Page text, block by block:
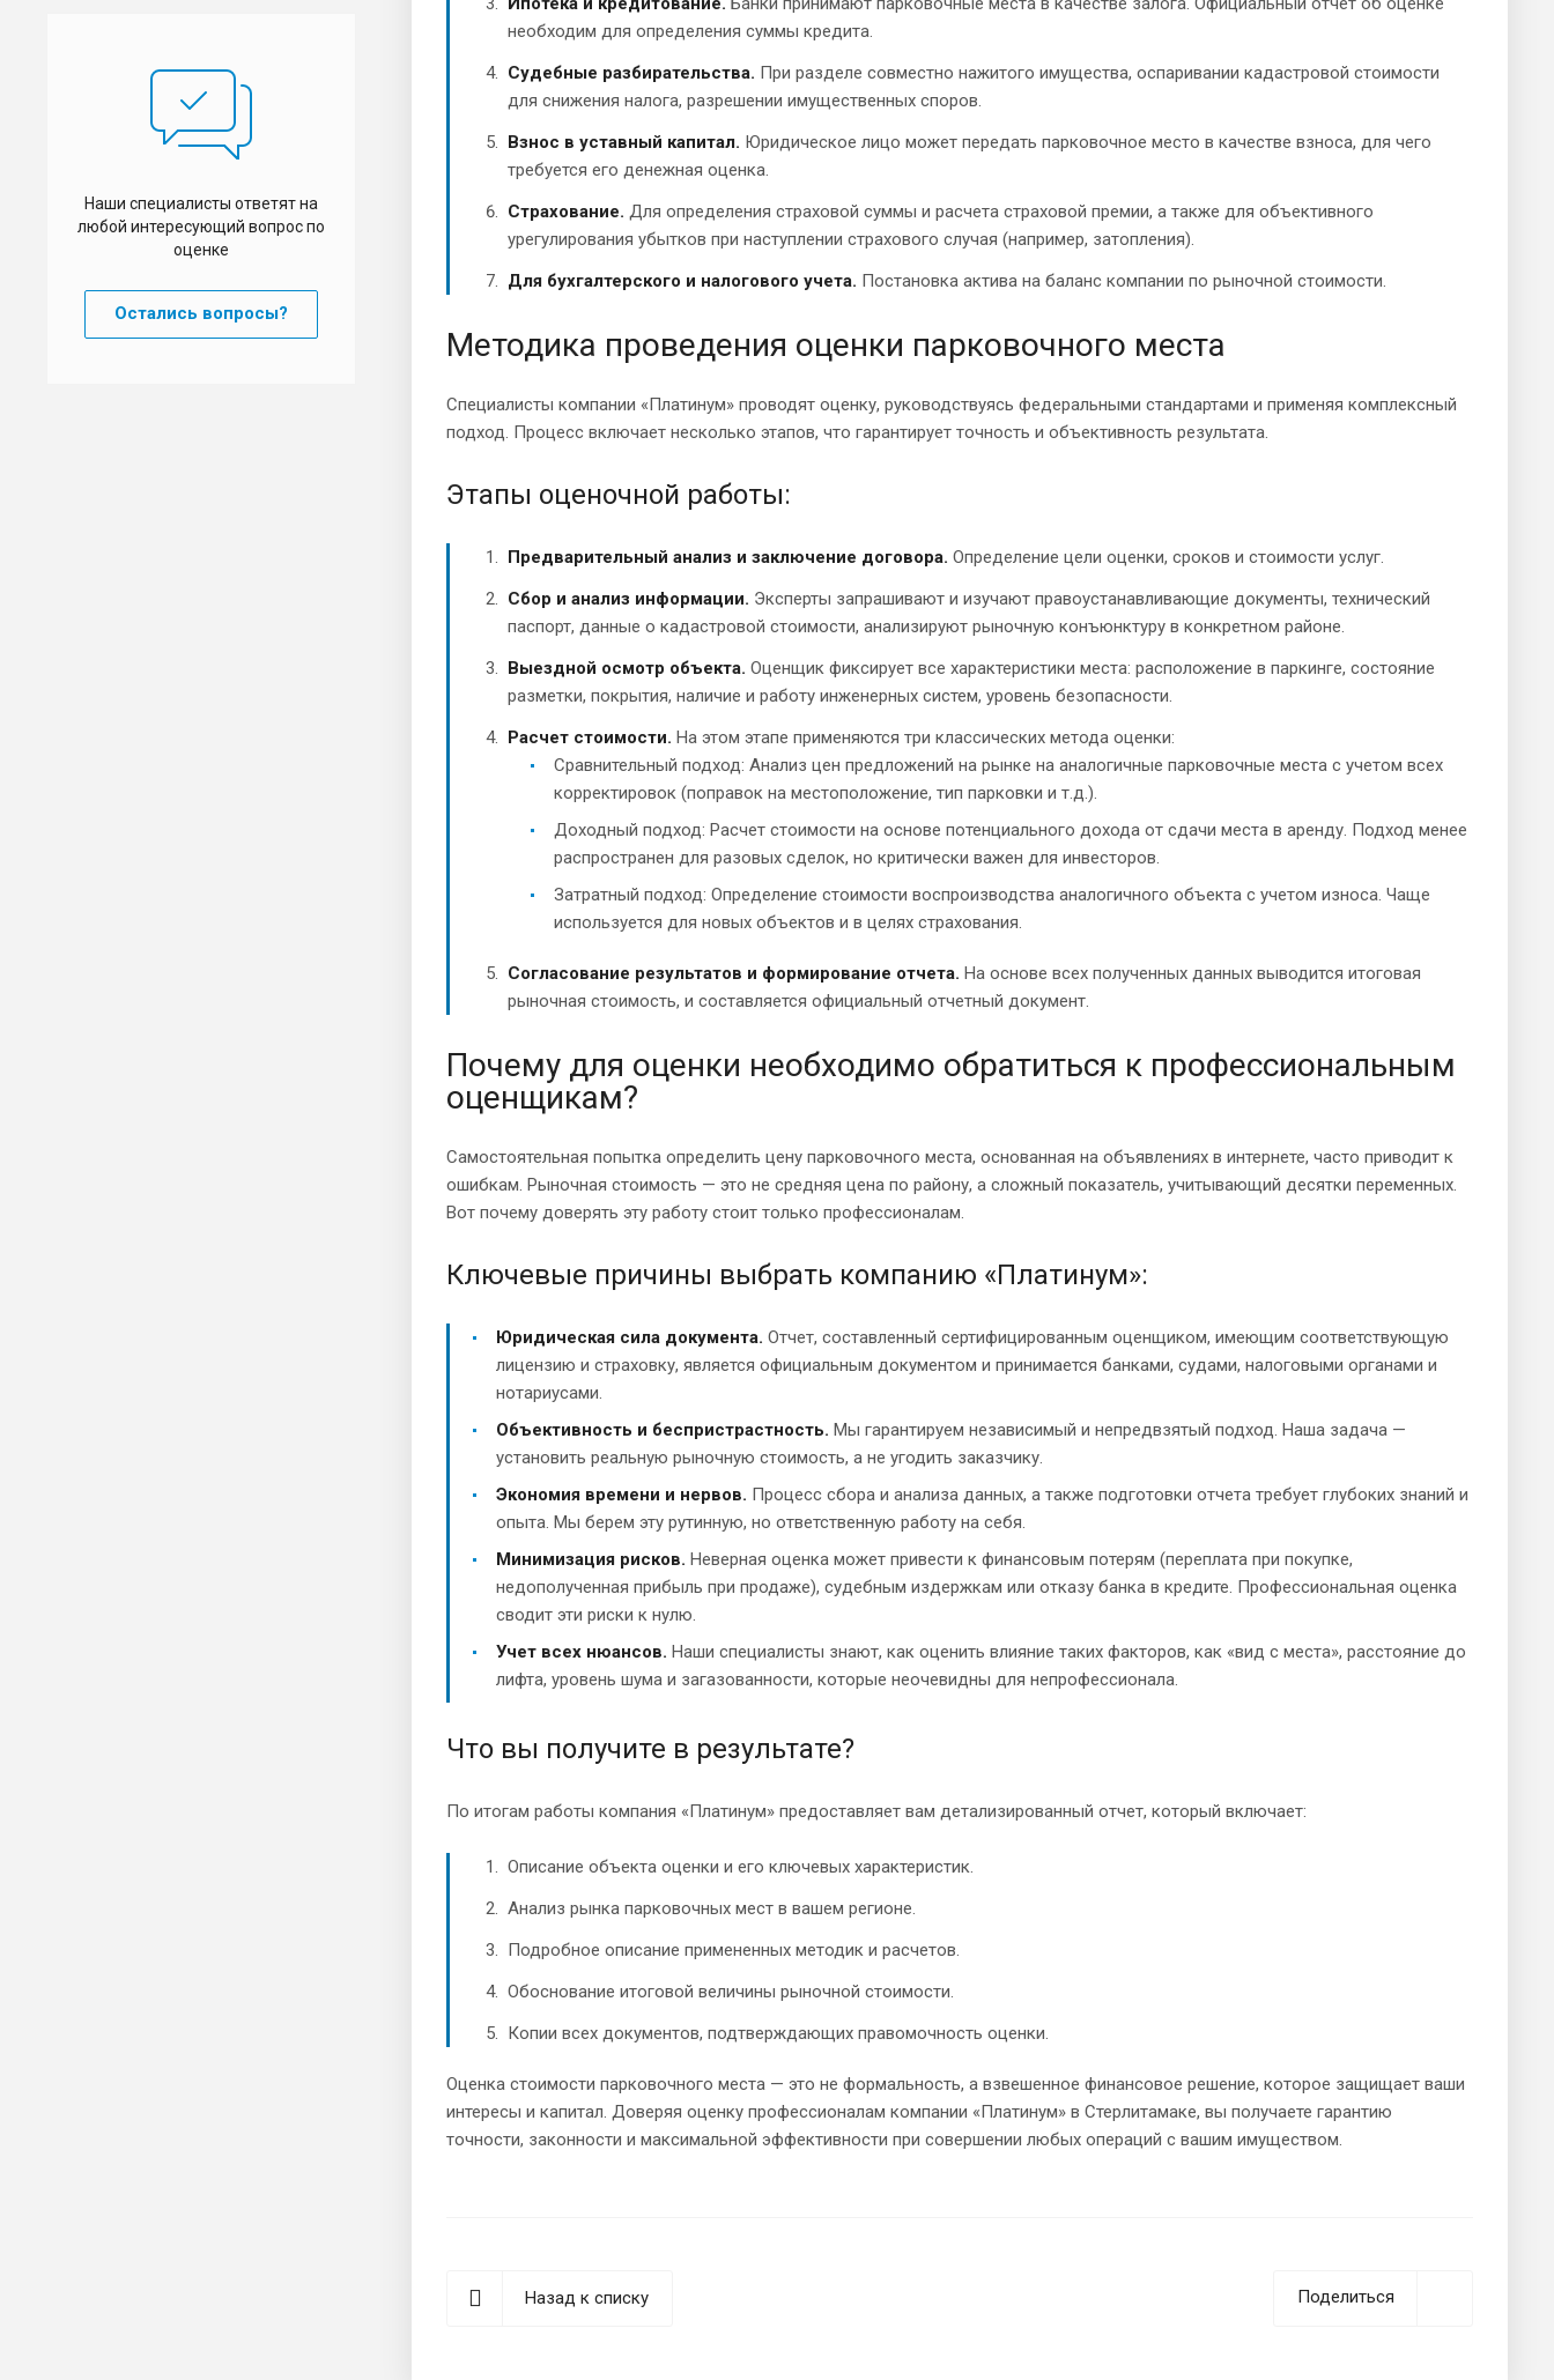
необходим для определения суммы кредита.
Судебные разбирательства. При разделе совместно нажитого имущества, оспаривании кадастровой стоимости
для снижения налога, разрешении имущественных споров.
Взнос в уставный капитал. Юридическое лицо может передать парковочное место в качестве взноса, для чего
требуется его денежная оценка.
Страхование. Для определения страховой суммы и расчета страховой премии, а также для объективного
урегулирования убытков при наступлении страхового случая (например, затопления).
Для бухгалтерского и налогового учета. Постановка актива на баланс компании по рыночной стоимости.
Методика проведения оценки парковочного места
Специалисты компании «Платинум» проводят оценку, руководствуясь федеральными стандартами и применяя комплексный
подход. Процесс включает несколько этапов, что гарантирует точность и объективность результата.
Этапы оценочной работы:
Предварительный анализ и заключение договора. Определение цели оценки, сроков и стоимости услуг.
Сбор и анализ информации. Эксперты запрашивают и изучают правоустанавливающие документы, технический
паспорт, данные о кадастровой стоимости, анализируют рыночную конъюнктуру в конкретном районе.
Выездной осмотр объекта. Оценщик фиксирует все характеристики места: расположение в паркинге, состояние
разметки, покрытия, наличие и работу инженерных систем, уровень безопасности.
Расчет стоимости. На этом этапе применяются три классических метода оценки:
Сравнительный подход: Анализ цен предложений на рынке на аналогичные парковочные места с учетом всех
корректировок (поправок на местоположение, тип парковки и т.д.).
Доходный подход: Расчет стоимости на основе потенциального дохода от сдачи места в аренду. Подход менее
распространен для разовых сделок, но критически важен для инвесторов.
Затратный подход: Определение стоимости воспроизводства аналогичного объекта с учетом износа. Чаще
используется для новых объектов и в целях страхования.
Согласование результатов и формирование отчета. На основе всех полученных данных выводится итоговая
рыночная стоимость, и составляется официальный отчетный документ.
Почему для оценки необходимо обратиться к профессиональным
оценщикам?
Самостоятельная попытка определить цену парковочного места, основанная на объявлениях в интернете, часто приводит к
ошибкам. Рыночная стоимость — это не средняя цена по району, а сложный показатель, учитывающий десятки переменных.
Вот почему доверять эту работу стоит только профессионалам.
Ключевые причины выбрать компанию «Платинум»:
Юридическая сила документа. Отчет, составленный сертифицированным оценщиком, имеющим соответствующую
лицензию и страховку, является официальным документом и принимается банками, судами, налоговыми органами и
нотариусами.
Объективность и беспристрастность. Мы гарантируем независимый и непредвзятый подход. Наша задача —
установить реальную рыночную стоимость, а не угодить заказчику.
Экономия времени и нервов. Процесс сбора и анализа данных, а также подготовки отчета требует глубоких знаний и
опыта. Мы берем эту рутинную, но ответственную работу на себя.
Минимизация рисков. Неверная оценка может привести к финансовым потерям (переплата при покупке,
недополученная прибыль при продаже), судебным издержкам или отказу банка в кредите. Профессиональная оценка
сводит эти риски к нулю.
Учет всех нюансов. Наши специалисты знают, как оценить влияние таких факторов, как «вид с места», расстояние до
лифта, уровень шума и загазованности, которые неочевидны для непрофессионала.
Что вы получите в результате?
По итогам работы компания «Платинум» предоставляет вам детализированный отчет, который включает:
Описание объекта оценки и его ключевых характеристик.
Анализ рынка парковочных мест в вашем регионе.
Подробное описание примененных методик и расчетов.
Обоснование итоговой величины рыночной стоимости.
Копии всех документов, подтверждающих правомочность оценки.
Оценка стоимости парковочного места — это не формальность, а взвешенное финансовое решение, которое защищает ваши
интересы и капитал. Доверяя оценку профессионалам компании «Платинум» в Стерлитамаке, вы получаете гарантию
точности, законности и максимальной эффективности при совершении любых операций с вашим имуществом.
Поделиться
Назад к списку
Наши специалисты ответят на
любой интересующий вопрос по
оценке
Остались вопросы?